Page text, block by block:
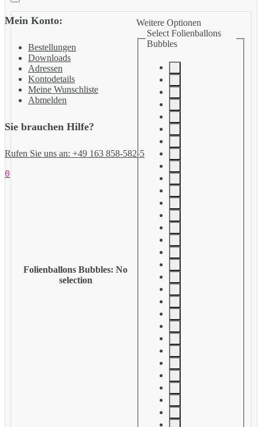
Mein Konto:
Bestellungen
Downloads
Adressen
Kontodetails
Meine Wunschliste
Abmelden
Sie brauchen Hilfe?
Rufen Sie uns an: +49 163 858-582-5
0
Folienballons Bubbles: No
selection
Weitere Optionen
Select Folienballons
Bubbles